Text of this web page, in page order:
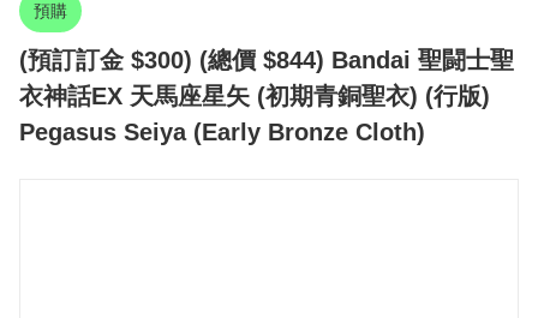
預購
(預訂訂金 $300) (總價 $844) Bandai 聖闘士聖
衣神話EX 天馬座星矢 (初期青銅聖衣) (行版)
Pegasus Seiya (Early Bronze Cloth)